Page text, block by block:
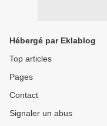
Hébergé par Eklablog
Top articles
Pages
Contact
Signaler un abus